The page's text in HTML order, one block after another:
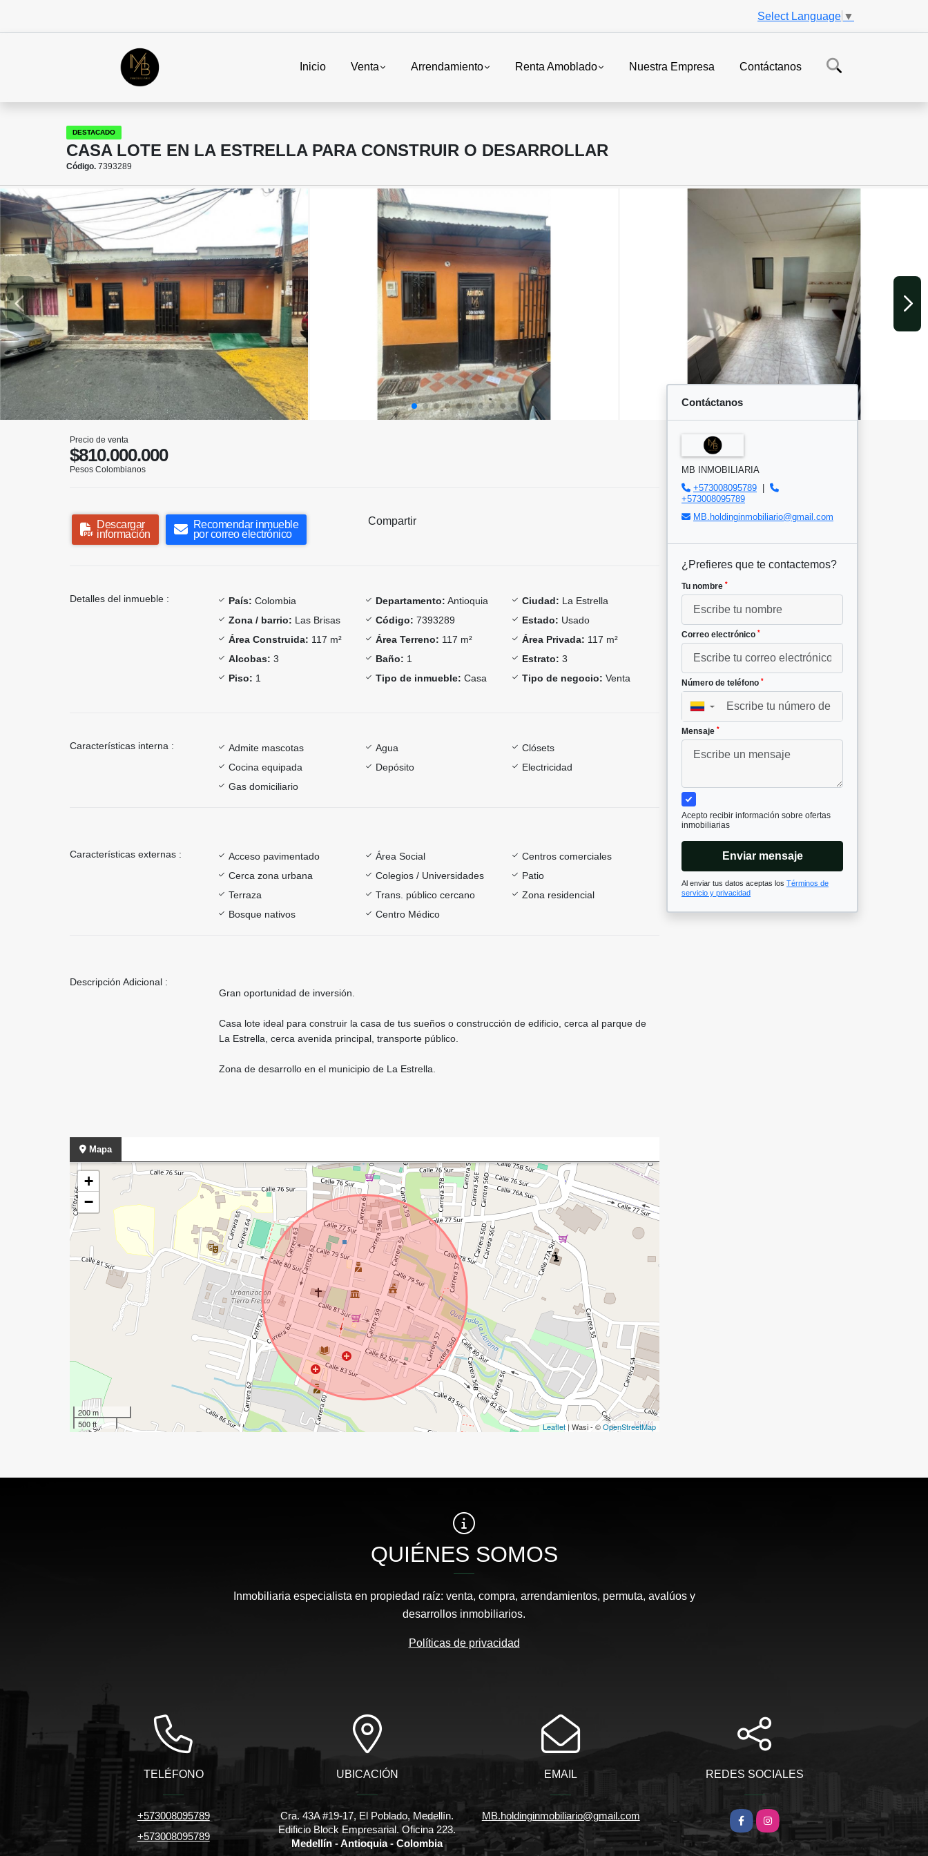
Select Language ▼
Inicio Venta Arrendamiento Renta Amoblado Nuestra Empresa Contáctanos
DESTACADO
CASA LOTE EN LA ESTRELLA PARA CONSTRUIR O DESARROLLAR
Código. 7393289
Precio de venta
$810.000.000
Pesos Colombianos
Descargar
información
Recomendar inmueble
por correo electrónico
Compartir
Detalles del inmueble : País: Colombia Departamento: Antioquia Ciudad: La Estrella
Zona / barrio: Las Brisas Código: 7393289 Estado: Usado
Área Construida: 117 m² Área Terreno: 117 m² Área Privada: 117 m²
Alcobas: 3 Baño: 1 Estrato: 3
Piso: 1 Tipo de inmueble: Casa Tipo de negocio: Venta
Características interna : Admite mascotas Agua
Clósets
Cocina equipada
Depósito
Electricidad
Gas domiciliario
Características externas : Acceso pavimentado Área Social
Centros comerciales
Cerca zona urbana
Colegios / Universidades
Patio
Terraza
Trans. público cercano
Zona residencial
Bosque nativos
Centro Médico
Descripción Adicional :
Gran oportunidad de inversión.
Casa lote ideal para construir la casa de tus sueños o construcción de edificio, cerca al parque de
La Estrella, cerca avenida principal, transporte público.
Zona de desarrollo en el municipio de La Estrella.
Mapa
+
−
200 m
500 ft
Leaflet | Wasi - ©OpenStreetMap
Contáctanos
MB INMOBILIARIA
+573008095789
+573008095789
MB.holdinginmobiliario@gmail.com
¿Prefieres que te contactemos?
Tu nombre *
Correo electrónico *
Número de teléfono *
▼
Mensaje *
Acepto recibir información sobre ofertas
inmobiliarias
Enviar mensaje
Al enviar tus datos aceptas los Términos de
servicio y privacidad
QUIÉNES SOMOS
Inmobiliaria especialista en propiedad raíz: venta, compra, arrendamientos, permuta, avalúos y
desarrollos inmobiliarios.
Políticas de privacidad
TELÉFONO
+573008095789
+573008095789
UBICACIÓN
Cra. 43A #19-17, El Poblado, Medellín.
Edificio Block Empresarial. Oficina 223.
Medellín - Antioquia - Colombia
EMAIL
MB.holdinginmobiliario@gmail.com
REDES SOCIALES
FacebookInstagram